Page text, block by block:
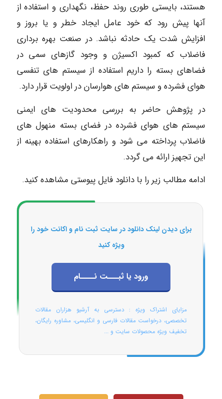
هستند، بایستی طوری روند حفظ، نگهداری و استفاده از
آنها پیش رود که خود عامل ایجاد خطر و یا بروز و
افزایش شدت یک حادثه نباشد. در صنعت بهره برداری
فاضلاب که کمبود اکسیژن و وجود گازهای سمی در
فضاهای بسته را داریم استفاده از سیستم های تنفسی
هوای فشرده و سیستم های هوارسان در اولویت قرار دارد.
در پژوهش حاضر به بررسی محدودیت های ایمنی
سیستم های هوای فشرده در فضای بسته منهول های
فاضلاب پرداخته می شود و راهکارهای استفاده بهینه از
این تجهیز ارائه می گردد.
ادامه مطالب زیر را با دانلود فایل پیوستی مشاهده کنید.
برای دیدن لینک دانلود در سایت ثبت نام و اکانت خود را
ویژه کنید
ورود یا ثبـــت نــــام
مزایای اشتراک ویژه : دسترسی به آرشیو هزاران مقالات
تخصصی، درخواست مقالات فارسی و انگلیسی، مشاوره رایگان،
تخفیف ویژه محصولات سایت و ...